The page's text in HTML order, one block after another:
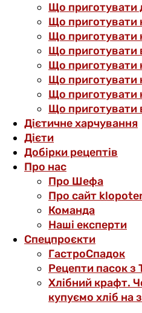
Що приготувати
Що приготувати
Що приготувати
Що приготувати
Що приготувати
Що приготувати
Що приготувати
Що приготувати
Дієтичне харчування
Дієти
Добірки рецептів
Про нас
Про Шефа
Про сайт
Команда
Наші експерти
Спецпроєкти
ГастроСпадок
Рецепти пасок з
Хлібний крафт.
купуємо хліб на